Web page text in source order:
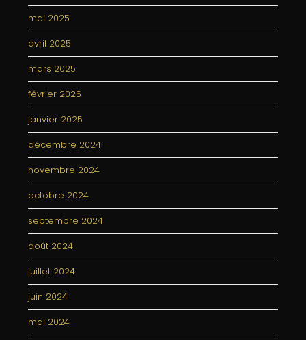
mai 2025
avril 2025
mars 2025
février 2025
janvier 2025
décembre 2024
novembre 2024
octobre 2024
septembre 2024
août 2024
juillet 2024
juin 2024
mai 2024